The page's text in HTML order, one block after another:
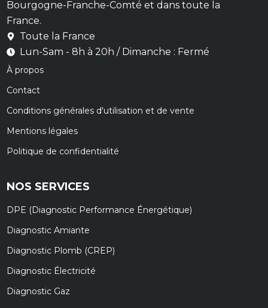
Bourgogne-Franche-Comté et dans toute la
France.
Toute la France
Lun-Sam - 8h à 20h / Dimanche : Fermé
À propos
Contact
Conditions générales d'utilisation et de vente
Mentions légales
Politique de confidentialité
NOS SERVICES
DPE (Diagnostic Performance Énergétique)
Diagnostic Amiante
Diagnostic Plomb (CREP)
Diagnostic Électricité
Diagnostic Gaz